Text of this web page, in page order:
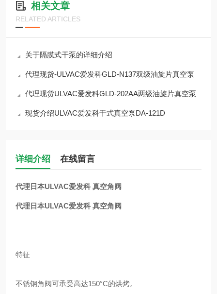
相关文章
RELATED ARTICLES
关于隔膜式干泵的详细介绍
代理现货-ULVAC爱发科GLD-N137双级油旋片真空泵
代理现货ULVAC爱发科GLD-202AA两级油旋片真空泵
现货介绍ULVAC爱发科干式真空泵DA-121D
详细介绍 在线留言
代理日本ULVAC爱发科 真空角阀
代理日本ULVAC爱发科 真空角阀
特征
不锈钢角阀可承受高达150°C的烘烤。